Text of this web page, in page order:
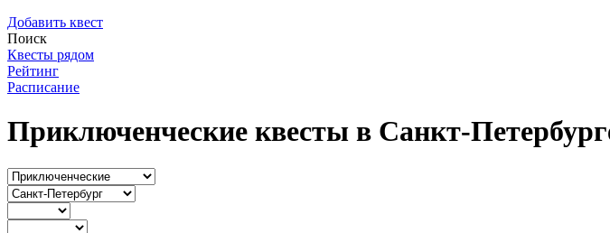
Добавить квест
Поиск
Квесты рядом
Рейтинг
Расписание
Приключенческие квесты в Санкт-